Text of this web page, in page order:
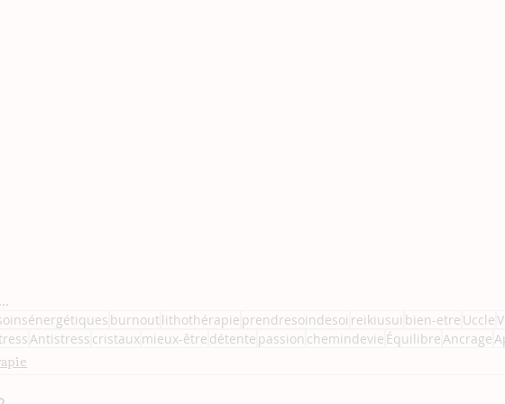
burnoutlithothérapie prendresoindesoi reikiusui bien-etre Uccle
Antistress cristauxmieux-être détente passion chemindevie Équilibre Ancrage